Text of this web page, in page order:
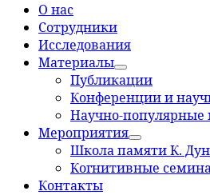
О нас
Сотрудники
Исследования
Материалы
Публикации
Конференции и
Научно-популярные
Мероприятия
Школа памяти К.
Когнитивные
Контакты